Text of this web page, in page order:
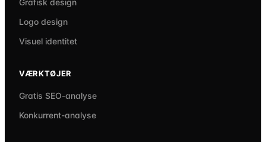
Grafisk design
Logo design
Visuel identitet
VÆRKTØJER
Gratis SEO-analyse
Konkurrent-analyse